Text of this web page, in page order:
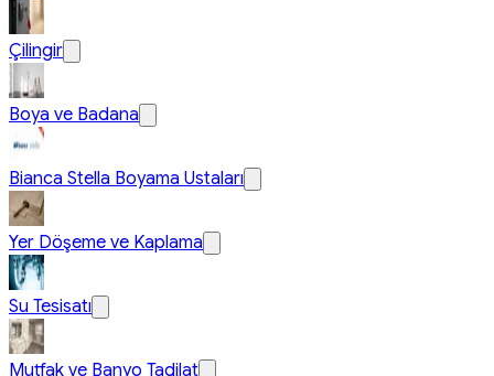
Çilingir
Boya ve Badana
Bianca Stella Boyama Ustaları
Yer Döşeme ve Kaplama
Su Tesisatı
Mutfak ve Banyo Tadilat